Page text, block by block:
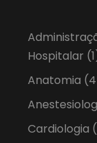
Hospitalar
Anatomia
Cardiologia